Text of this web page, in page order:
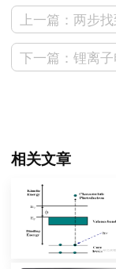
上一篇：两步
下一篇：锂离
相关文章